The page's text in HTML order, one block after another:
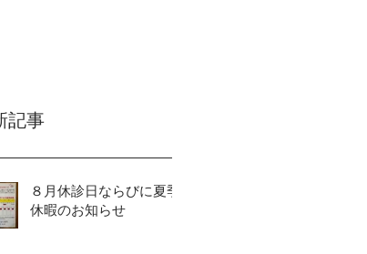
記事
８月休診日ならびに夏季
休暇のお知らせ